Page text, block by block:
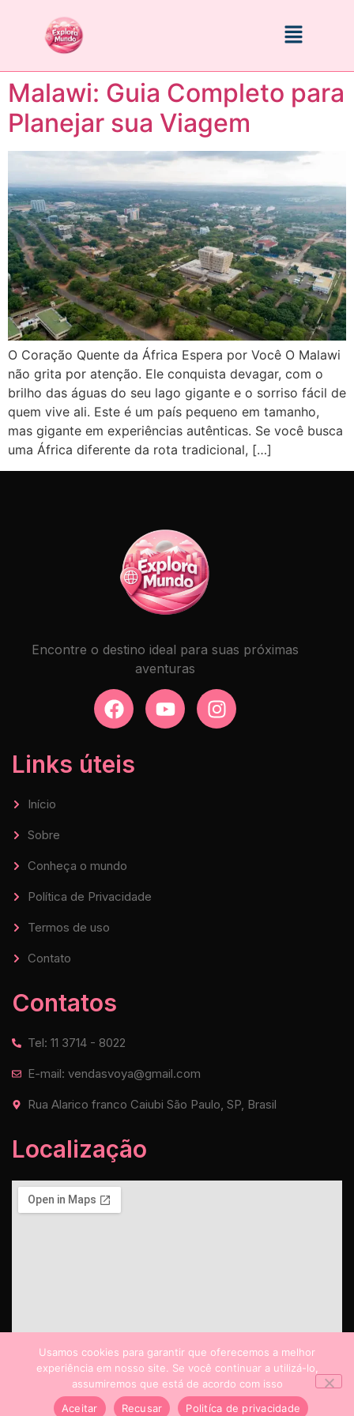
Malawi: Guia Completo para
Planejar sua Viagem
O Coração Quente da África Espera por Você O Malawi
não grita por atenção. Ele conquista devagar, com o
brilho das águas do seu lago gigante e o sorriso fácil de
quem vive ali. Este é um país pequeno em tamanho,
mas gigante em experiências autênticas. Se você busca
uma África diferente da rota tradicional, […]
Encontre o destino ideal para suas próximas
aventuras
Links úteis
Início
Sobre
Conheça o mundo
Política de Privacidade
Termos de uso
Contato
Contatos
Tel: 11 3714 - 8022
E-mail: vendasvoya@gmail.com
Rua Alarico franco Caiubi São Paulo, SP, Brasil
Localização
Usamos cookies para garantir que oferecemos a melhor
experiência em nosso site. Se você continuar a utilizá-lo,
assumiremos que está de acordo com isso
Aceitar
Recusar Politíca de privacidade